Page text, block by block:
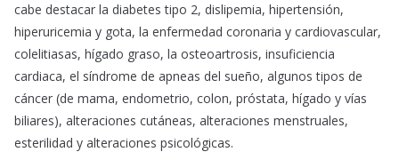
cabe destacar la diabetes tipo 2, dislipemia, hipertensión,
hiperuricemia y gota, la enfermedad coronaria y cardiovascular,
colelitiasas, hígado graso, la osteoartrosis, insuficiencia
cardiaca, el síndrome de apneas del sueño, algunos tipos de
cáncer (de mama, endometrio, colon, próstata, hígado y vías
biliares), alteraciones cutáneas, alteraciones menstruales,
esterilidad y alteraciones psicológicas.